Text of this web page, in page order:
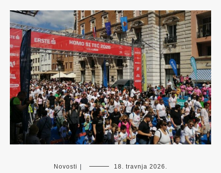
Novosti 18. travnja 2026.